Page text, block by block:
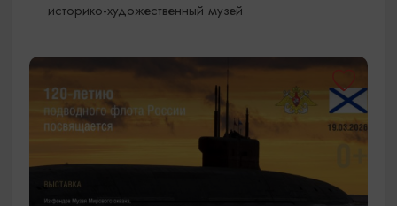
историко-художественный музей